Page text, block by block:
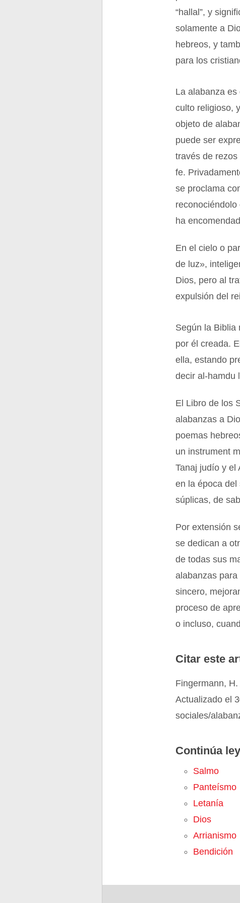
“hallal”, y
solamente a
hebreos, y
para los
La alabanza
culto religioso,
objeto de
puede ser
través de
fe.
se proclama
ha
En el cielo o
de luz»,
Dios, pero al
expulsión del
Según la Biblia
por él creada.
ella, estando
decir al-hamdu
El Libro de los
alabanzas a
poemas
un instrument
Tanaj judío y el
en la época
súplicas, de
Por extensión
se dedican a
de todas sus
alabanzas
sincero,
proceso de
o incluso,
Citar este
Fingermann,
Actualizado el
sociales/
Continúa
Salmo
Panteísmo
Letanía
Dios
Arrianismo
Bendición